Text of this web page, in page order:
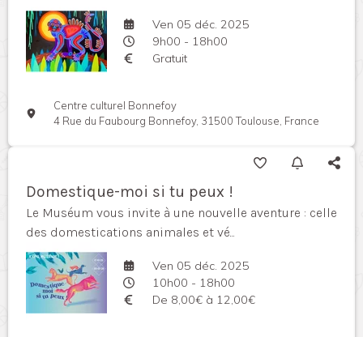
Ven 05 déc. 2025
9h00 - 18h00
Gratuit
Centre culturel Bonnefoy
4 Rue du Faubourg Bonnefoy, 31500 Toulouse, France
Domestique-moi si tu peux !
Le Muséum vous invite à une nouvelle aventure : celle
des domestications animales et vé...
Ven 05 déc. 2025
10h00 - 18h00
De 8,00€ à 12,00€